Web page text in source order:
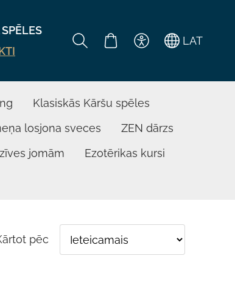
LAT
Klasiskās Kāršu spēles
losjona sveces
ZEN dārzs
jomām
Ezotērikas kursi
pēc